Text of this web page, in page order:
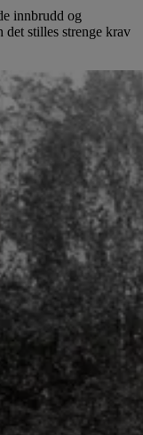
innbrudd og
det stilles strenge krav